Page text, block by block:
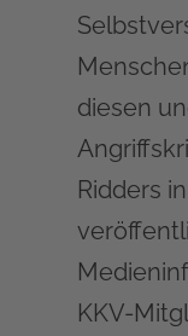
diesen
Ridders
KKV-